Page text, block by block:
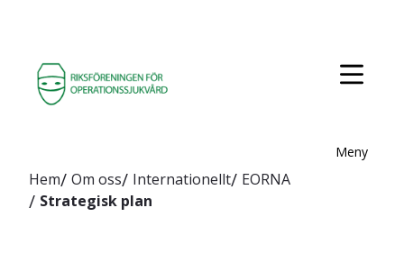
Meny
Hem Om oss Internationellt EORNA
Strategisk plan